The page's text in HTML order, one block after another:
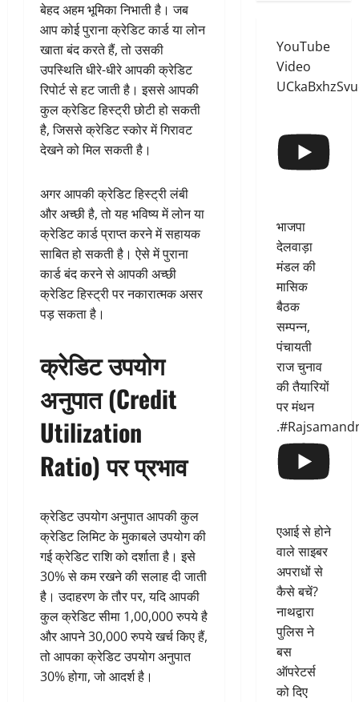
बेहद अहम भूमिका निभाती है। जब
आप कोई पुराना क्रेडिट कार्ड या लोन
खाता बंद करते हैं, तो उसकी
उपस्थिति धीरे-धीरे आपकी क्रेडिट
रिपोर्ट से हट जाती है। इससे आपकी
कुल क्रेडिट हिस्ट्री छोटी हो सकती
है, जिससे क्रेडिट स्कोर में गिरावट
देखने को मिल सकती है।
अगर आपकी क्रेडिट हिस्ट्री लंबी
और अच्छी है, तो यह भविष्य में लोन या
क्रेडिट कार्ड प्राप्त करने में सहायक
साबित हो सकती है। ऐसे में पुराना
कार्ड बंद करने से आपकी अच्छी
क्रेडिट हिस्ट्री पर नकारात्मक असर
पड़ सकता है।
क्रेडिट उपयोग
अनुपात (Credit
Utilization
Ratio) पर प्रभाव
क्रेडिट उपयोग अनुपात आपकी कुल
क्रेडिट लिमिट के मुकाबले उपयोग की
गई क्रेडिट राशि को दर्शाता है। इसे
30% से कम रखने की सलाह दी जाती
है। उदाहरण के तौर पर, यदि आपकी
कुल क्रेडिट सीमा 1,00,000 रुपये है
और आपने 30,000 रुपये खर्च किए हैं,
तो आपका क्रेडिट उपयोग अनुपात
30% होगा, जो आदर्श है।
YouTube
Video
भाजपा
देलवाड़ा
मंडल की
मासिक
बैठक
सम्पन्न,
पंचायती
राज चुनाव
की तैयारियों
पर मंथन
एआई से होने
वाले साइबर
अपराधों से
कैसे बचें?
नाथद्वारा
पुलिस ने
बस
ऑपरेटर्स
को दिए